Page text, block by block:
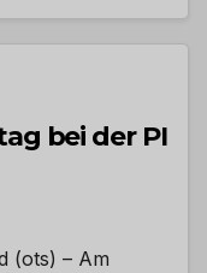
bei der PI
(ots) – Am